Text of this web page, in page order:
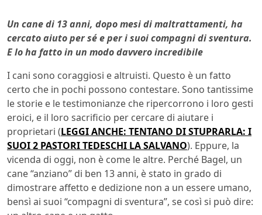
Un cane di 13 anni, dopo mesi di maltrattamenti, ha
cercato aiuto per sé e per i suoi compagni di sventura.
E lo ha fatto in un modo davvero incredibile
I cani sono coraggiosi e altruisti. Questo è un fatto
certo che in pochi possono contestare. Sono tantissime
le storie e le testimonianze che ripercorrono i loro gesti
eroici, e il loro sacrificio per cercare di aiutare i
proprietari (LEGGI ANCHE: TENTANO DI STUPRARLA: I
SUOI 2 PASTORI TEDESCHI LA SALVANO). Eppure, la
vicenda di oggi, non è come le altre. Perché Bagel, un
cane “anziano” di ben 13 anni, è stato in grado di
dimostrare affetto e dedizione non a un essere umano,
bensì ai suoi “compagni di sventura”, se così si può dire: